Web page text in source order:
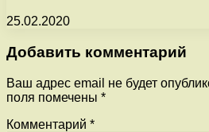
25.02.2020
Добавить комментарий
Ваш адрес email не будет
поля помечены *
Комментарий *